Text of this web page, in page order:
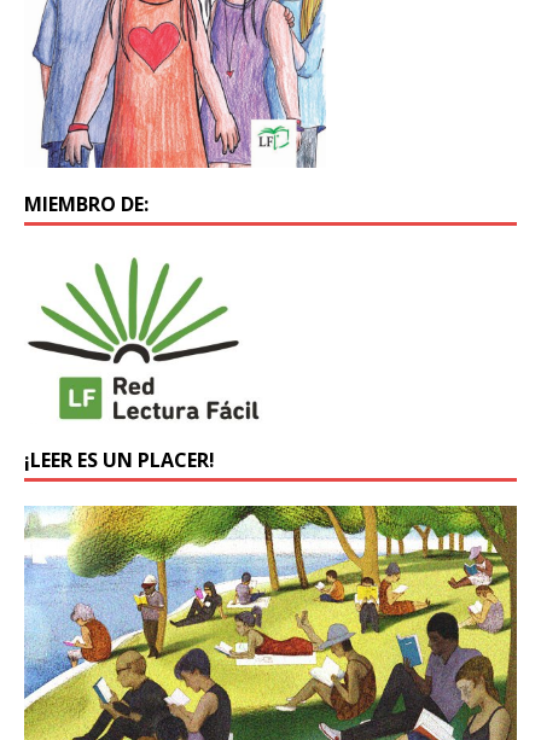
MIEMBRO DE:
¡LEER ES UN PLACER!